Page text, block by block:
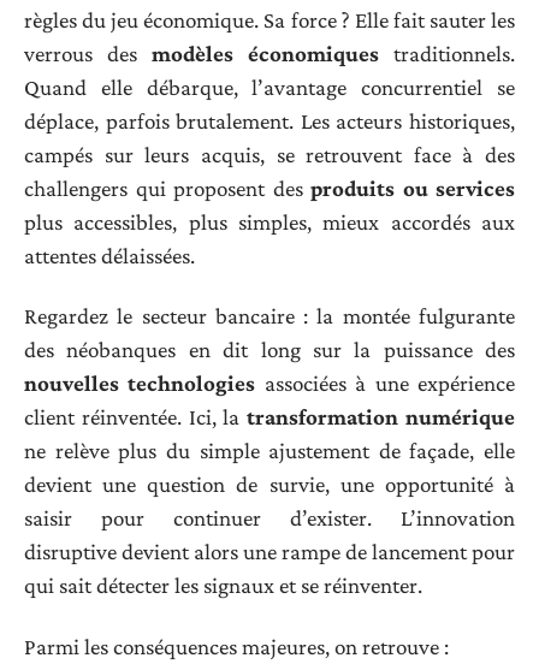
règles du jeu économique. Sa force ? Elle fait sauter les
verrous des modèles économiques traditionnels.
Quand elle débarque, l’avantage concurrentiel se
déplace, parfois brutalement. Les acteurs historiques,
campés sur leurs acquis, se retrouvent face à des
challengers qui proposent des produits ou services
plus accessibles, plus simples, mieux accordés aux
attentes délaissées.
Regardez le secteur bancaire : la montée fulgurante
des néobanques en dit long sur la puissance des
nouvelles technologies associées à une expérience
client réinventée. Ici, latransformation numérique
ne relève plus du simple ajustement de façade, elle
devient une question de survie, une opportunité à
saisir pour continuer d’exister. L’innovation
disruptive devient alors une rampe de lancement pour
qui sait détecter les signaux et se réinventer.
Parmi les conséquences majeures, on retrouve :